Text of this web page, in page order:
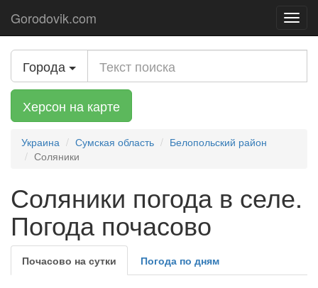
Gorodovik.com
Города
Херсон на карте
Украина Сумская область
Белопольский район
Соляники
Соляники погода в селе.
Погода почасово
Почасово на сутки Погода по дням